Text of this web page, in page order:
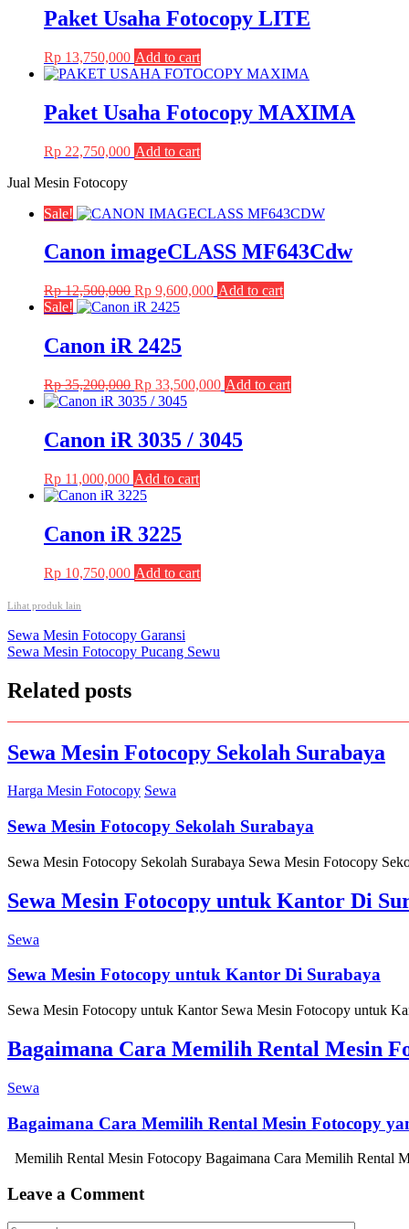
Paket Usaha Fotocopy LITE
Rp 13,750,000 Add to cart
Paket Usaha Fotocopy MAXIMA
Rp 22,750,000 Add to cart
Jual Mesin Fotocopy
Sale!
Canon imageCLASS MF643Cdw
Rp12,500,000 Original
price
Rp 12,500,000.
Rp 9,600,000Current
Add to cart
Sale!
Canon iR 2425
Rp35,200,000 Original
price
Rp 35,200,000.
Rp 33,500,000Current
Rp 33,500,000.
Add to cart
Canon iR 3035 / 3045
Rp 11,000,000 Add to cart
Canon iR 3225
Rp 10,750,000 Add to cart
Lihat produk lain
Post
navigation
Sewa Mesin Fotocopy Garansi
Sewa Mesin Fotocopy Pucang Sewu
Related posts
Sewa Mesin Fotocopy Sekolah Surabaya
Harga Mesin Fotocopy Sewa
Sewa Mesin Fotocopy Sekolah Surabaya
Sewa Mesin Fotocopy Sekolah Surabaya Sewa Mesin Fotocopy
Sewa Mesin Fotocopy untuk Kantor Di
Sewa
Sewa Mesin Fotocopy untuk Kantor Di Surabaya
Sewa Mesin Fotocopy untuk Kantor Sewa Mesin Fotocopy untuk
Bagaimana Cara Memilih Rental Mesin
Sewa
Bagaimana Cara Memilih Rental Mesin Fotocopy
Memilih Rental Mesin Fotocopy Bagaimana Cara Memilih Rental
Leave a Comment